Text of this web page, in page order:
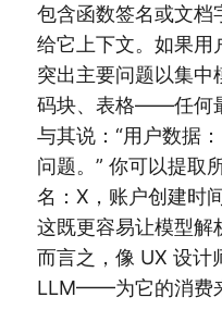
包含函数签名或文档
给它上下文。如果用
突出主要问题以集中
码块、表格——任何
与其说：“用户数据
问题。” 你可以提取
名：X，账户创建时
这既更容易让模型
而言之，像 UX 设计
LLM——为它的消费